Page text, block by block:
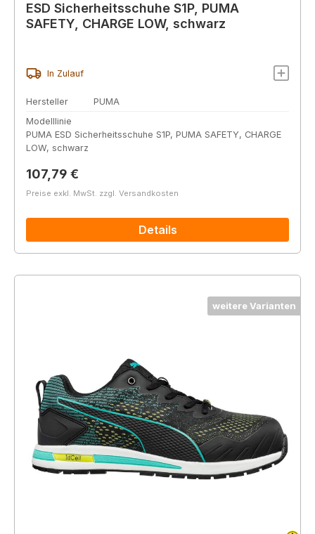
ESD Sicherheitsschuhe S1P, PUMA
SAFETY, CHARGE LOW, schwarz
In Zulauf
Hersteller
PUMA
Modelllinie
PUMA ESD Sicherheitsschuhe S1P, PUMA SAFETY, CHARGE
LOW, schwarz
Regulärer Preis:
107,79 €
Preise exkl. MwSt. zzgl. Versandkosten
Details
weitere Varianten